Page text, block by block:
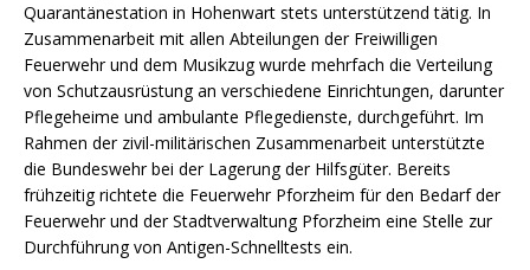
Quarantänestation in Hohenwart stets unterstützend tätig. In
Zusammenarbeit mit allen Abteilungen der Freiwilligen
Feuerwehr und dem Musikzug wurde mehrfach die Verteilung
von Schutzausrüstung an verschiedene Einrichtungen, darunter
Pflegeheime und ambulante Pflegedienste, durchgeführt. Im
Rahmen der zivil-militärischen Zusammenarbeit unterstützte
die Bundeswehr bei der Lagerung der Hilfsgüter. Bereits
frühzeitig richtete die Feuerwehr Pforzheim für den Bedarf der
Feuerwehr und der Stadtverwaltung Pforzheim eine Stelle zur
Durchführung von Antigen-Schnelltests ein.